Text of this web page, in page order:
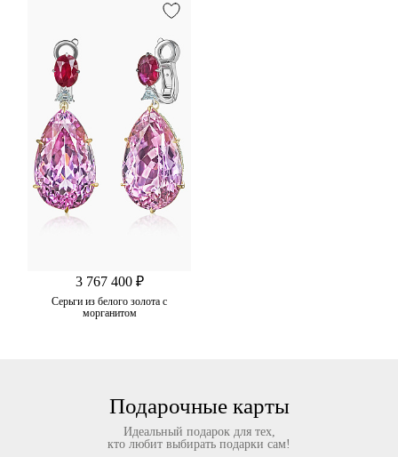
3 767 400 ₽
Серьги из белого золота с
морганитом
Подарочные карты
Идеальный подарок для тех,
кто любит выбирать подарки сам!